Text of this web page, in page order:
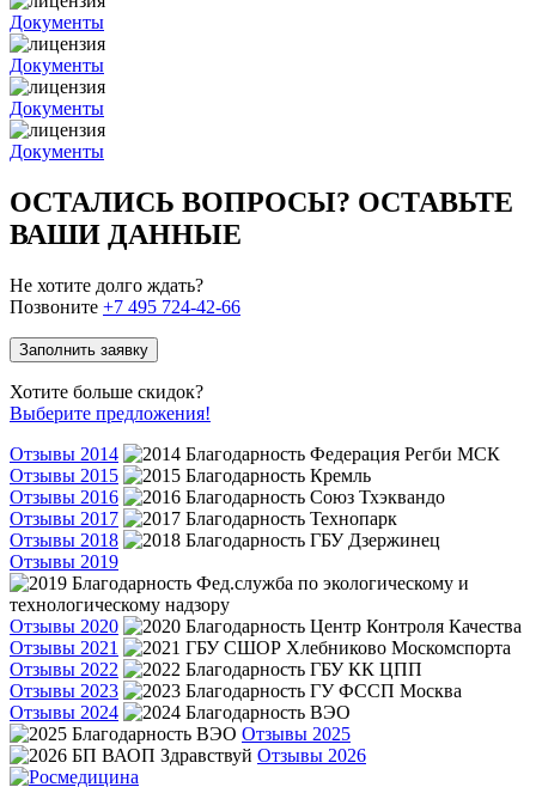
Документы
Документы
Документы
Документы
ОСТАЛИСЬ ВОПРОСЫ? ОСТАВЬТЕ
ВАШИ ДАННЫЕ
Не хотите долго ждать?
Позвоните +7 495 724-42-66
Заполнить заявку
Хотите больше скидок?
Выберите предложения!
Отзывы 2014
Отзывы 2015
Отзывы 2016
Отзывы 2017
Отзывы 2018
Отзывы 2019
Отзывы 2020
Отзывы 2021
Отзывы 2022
Отзывы 2023
Отзывы 2024
Отзывы 2025
Отзывы 2026